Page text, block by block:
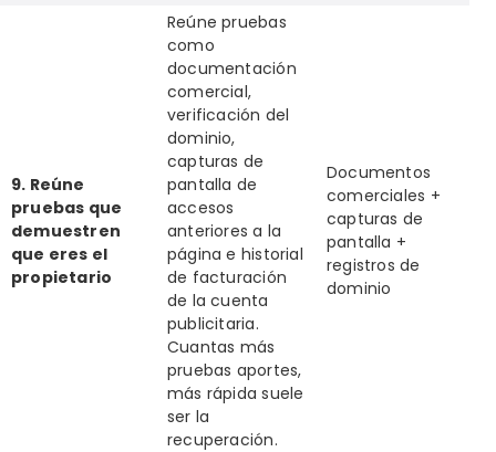
9. Reúne
pruebas que
demuestren
que eres el
propietario
Reúne pruebas
como
documentación
comercial,
verificación del
dominio,
capturas de
pantalla de
accesos
anteriores a la
página e historial
de facturación
de la cuenta
publicitaria.
Cuantas más
pruebas aportes,
más rápida suele
ser la
recuperación.
Documentos
comerciales +
capturas de
pantalla +
registros de
dominio